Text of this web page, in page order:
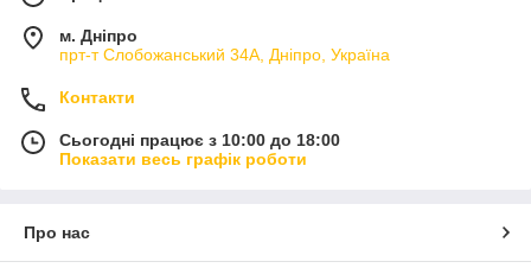
м. Дніпро
прт-т Слобожанський 34А, Дніпро, Україна
Контакти
Сьогодні працює з 10:00 до 18:00
Показати весь графік роботи
Про нас